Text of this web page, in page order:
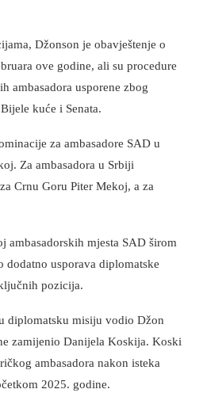
Džonson je obavještenje o
ove godine, ali su procedure
ambasadora usporene zbog
kuće i Senata.
za ambasadore SAD u
Za ambasadora u Srbiji
Crnu Goru Piter Mekoj, a za
mjesta SAD širom
dodatno usporava diplomatske
pozicija.
diplomatsku misiju vodio Džon
zamijenio Danijela Koskija. Koski
ambasadora nakon isteka
2025. godine.